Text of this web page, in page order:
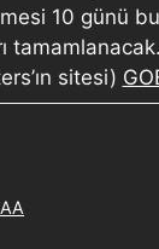
10 günü
sitesi)